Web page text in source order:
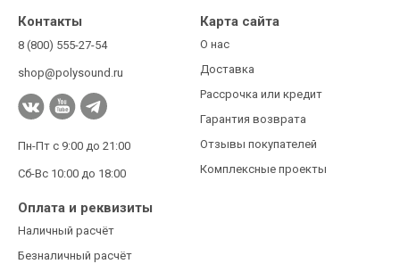
Контакты
8 (800) 555-27-54
shop@polysound.ru
Пн-Пт с 9:00 до 21:00
Сб-Вс 10:00 до 18:00
Карта сайта
О нас
Доставка
Рассрочка или кредит
Гарантия возврата
Отзывы покупателей
Комплексные проекты
Оплата и реквизиты
Наличный расчёт
Безналичный расчёт